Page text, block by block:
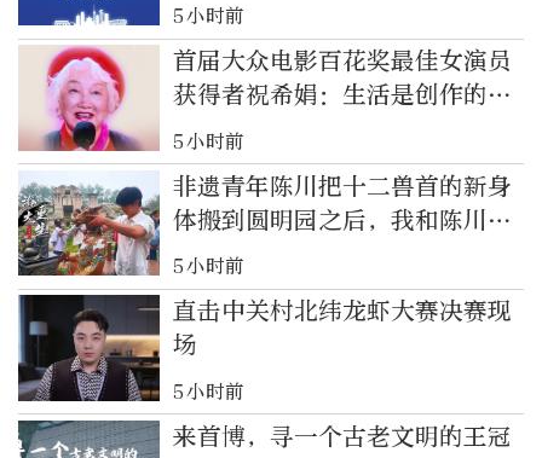
5小时前
首届大众电影百花奖最佳女演员
获得者祝希娟：生活是创作的源
泉
5小时前
非遗青年陈川把十二兽首的新身
体搬到圆明园之后，我和陈川同
学有个约定……
5小时前
直击中关村北纬龙虾大赛决赛现
场
5小时前
来首博，寻一个古老文明的王冠